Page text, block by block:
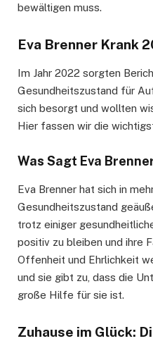
bewältigen muss.
Eva Brenner Krank
Im Jahr 2022 sorgten
Gesundheitszustand für
sich besorgt und wollten
Hier fassen wir die
Was Sagt Eva
Eva Brenner hat sich in
Gesundheitszustand
trotz einiger
positiv zu bleiben und ihre
Offenheit und Ehrlichkeit
und sie gibt zu, dass die
große Hilfe für sie ist.
Zuhause im Glück: